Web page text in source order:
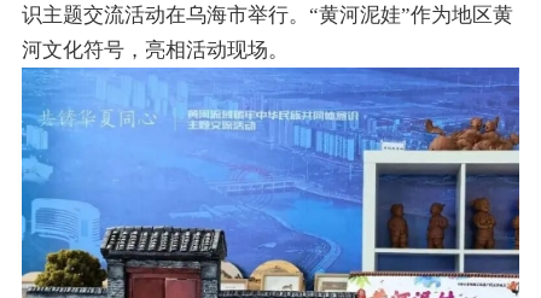
识主题交流活动在乌海市举行。“黄河泥娃”作为地区黄
河文化符号，亮相活动现场。